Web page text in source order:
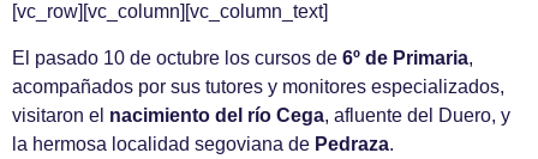
[vc_row][vc_column][vc_column_text]
El pasado 10 de octubre los cursos de 6º de Primaria,
acompañados por sus tutores y monitores especializados,
visitaron el nacimiento del río Cega, afluente del Duero, y
la hermosa localidad segoviana de Pedraza.